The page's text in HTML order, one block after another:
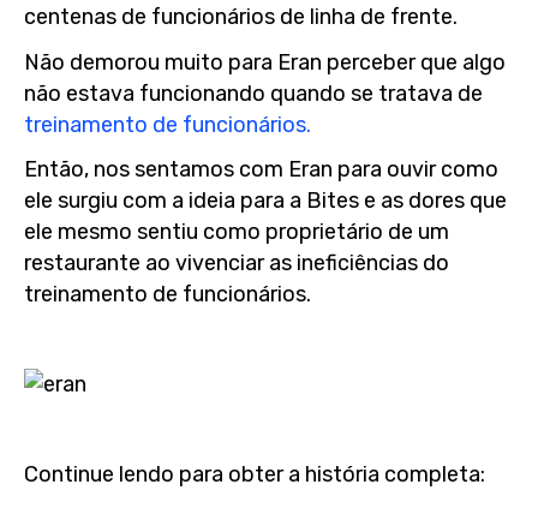
centenas de funcionários de linha de frente.
Não demorou muito para Eran perceber que algo
não estava funcionando quando se tratava de
treinamento de funcionários.
Então, nos sentamos com Eran para ouvir como
ele surgiu com a ideia para a Bites e as dores que
ele mesmo sentiu como proprietário de um
restaurante ao vivenciar as ineficiências do
treinamento de funcionários.
Continue lendo para obter a história completa: